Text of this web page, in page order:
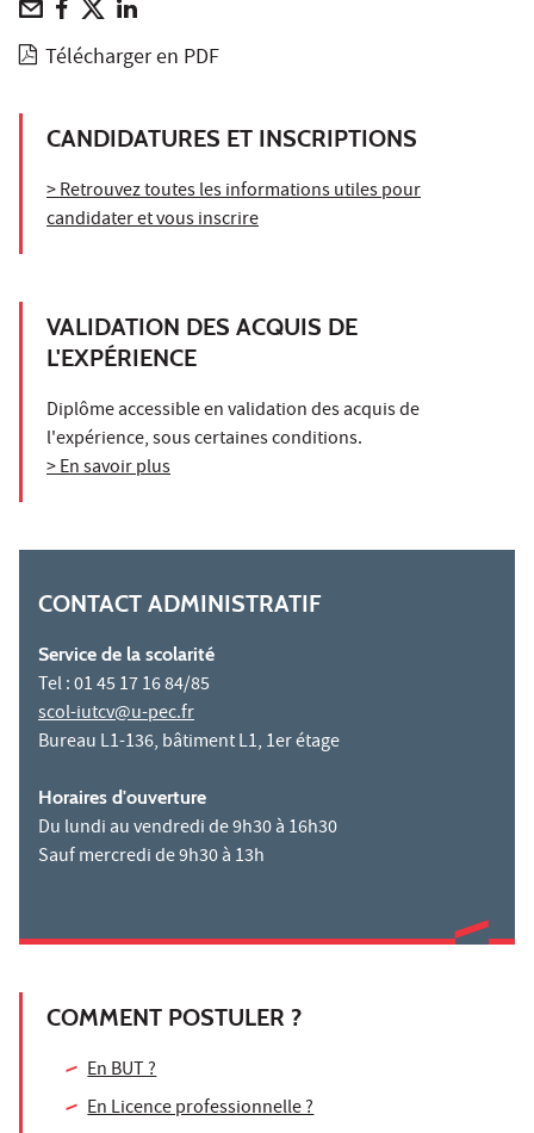
Télécharger en PDF
CANDIDATURES ET INSCRIPTIONS
> Retrouvez toutes les informations utiles pour
candidater et vous inscrire
VALIDATION DES ACQUIS DE
L'EXPÉRIENCE
Diplôme accessible en validation des acquis de
l'expérience, sous certaines conditions.
> En savoir plus
CONTACT ADMINISTRATIF
Service de la scolarité
Tel : 01 45 17 16 84/85
scol-iutcv@u-pec.fr
Bureau L1-136, bâtiment L1, 1er étage
Horaires d'ouverture
Du lundi au vendredi de 9h30 à 16h30
Sauf mercredi de 9h30 à 13h
COMMENT POSTULER ?
En BUT ?
En Licence professionnelle ?